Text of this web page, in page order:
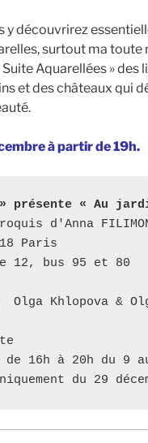
y découvrirez
surtout ma toute
Suite Aquarellées » des
et des châteaux qui
à partir de 19h.
» présente « Au
d'Anna
Paris
12, bus 95 et 80
Olga Khlopova &
de 16h à 20h du 9
du 29